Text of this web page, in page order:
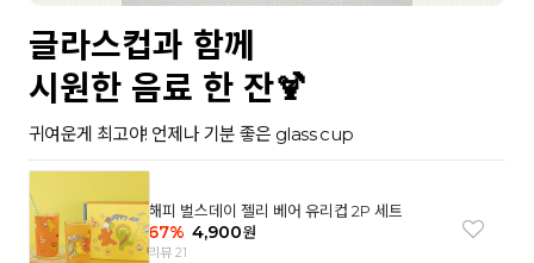
글라스컵과 함께
시원한 음료 한 잔🍹
귀여운게 최고야! 언제나 기분 좋은 glass cup
해피 벌스데이 젤리 베어 유리컵 2P 세트
67% 4,900원
리뷰 21